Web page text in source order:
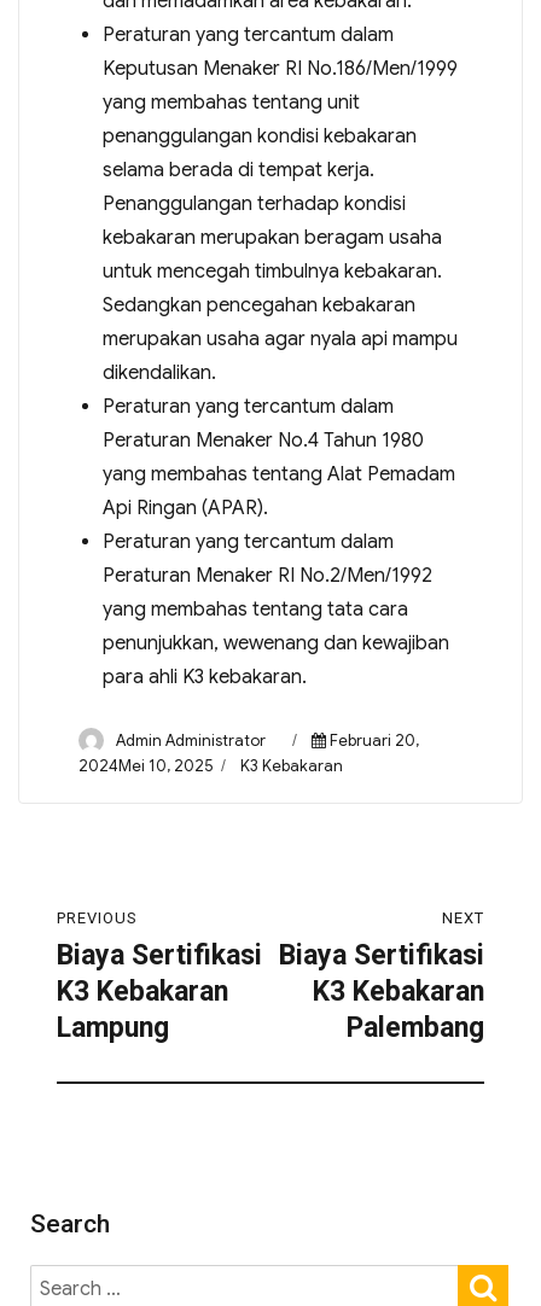
Peraturan yang tercantum dalam
Keputusan Menaker RI No.186/Men/1999
yang membahas tentang unit
penanggulangan kondisi kebakaran
selama berada di tempat kerja.
Penanggulangan terhadap kondisi
kebakaran merupakan beragam usaha
untuk mencegah timbulnya kebakaran.
Sedangkan pencegahan kebakaran
merupakan usaha agar nyala api mampu
dikendalikan.
Peraturan yang tercantum dalam
Peraturan Menaker No.4 Tahun 1980
yang membahas tentang Alat Pemadam
Api Ringan (APAR).
Peraturan yang tercantum dalam
Peraturan Menaker RI No.2/Men/1992
yang membahas tentang tata cara
penunjukkan, wewenang dan kewajiban
para ahli K3 kebakaran.
Admin Administrator
Februari 20,
2024Mei 10, 2025
K3 Kebakaran
PREVIOUS
Biaya Sertifikasi
K3 Kebakaran
Lampung
NEXT
Biaya Sertifikasi
K3 Kebakaran
Palembang
Search